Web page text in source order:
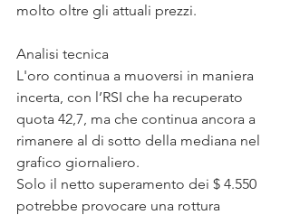
molto oltre gli attuali prezzi.
Analisi tecnica
L'oro continua a muoversi in maniera
incerta, con l’RSI che ha recuperato
quota 42,7, ma che continua ancora a
rimanere al di sotto della mediana nel
grafico giornaliero.
Solo il netto superamento dei $ 4.550
potrebbe provocare una rottura